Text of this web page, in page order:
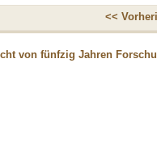
<<
von fünfzig Jahren